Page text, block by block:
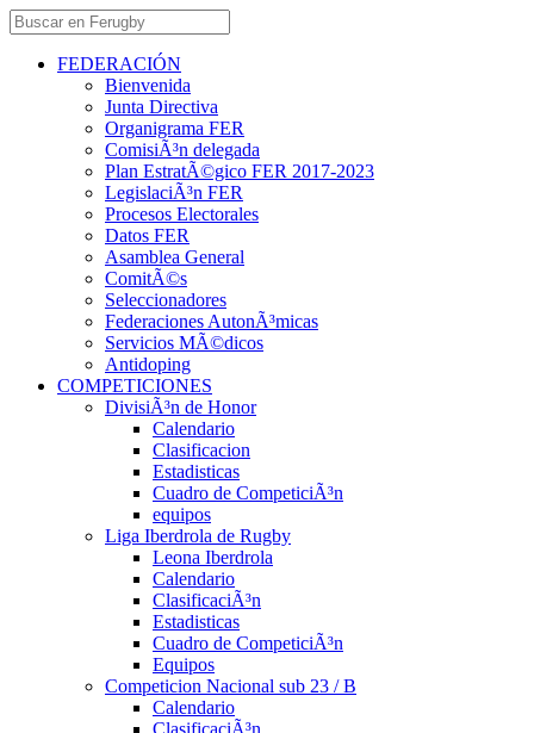
FEDERACIÓN
Bienvenida
Junta Directiva
Organigrama FER
ComisiÃ³n delegada
Plan EstratÃ©gico FER 2017-2023
LegislaciÃ³n FER
Procesos Electorales
Datos FER
Asamblea General
ComitÃ©s
Seleccionadores
Federaciones AutonÃ³micas
Servicios MÃ©dicos
Antidoping
COMPETICIONES
DivisiÃ³n de Honor
Calendario
Clasificacion
Estadisticas
Cuadro de CompeticiÃ³n
equipos
Liga Iberdrola de Rugby
Leona Iberdrola
Calendario
ClasificaciÃ³n
Estadisticas
Cuadro de CompeticiÃ³n
Equipos
Competicion Nacional sub 23 / B
Calendario
ClasificaciÃ³n